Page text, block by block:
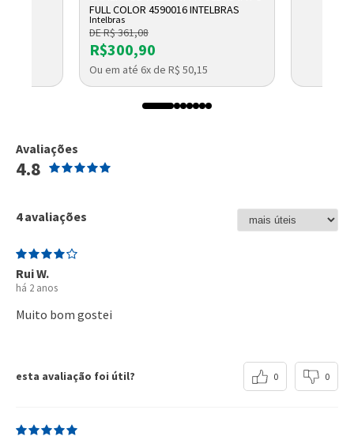
FULL COLOR 4590016 INTELBRAS
Intelbras
DE R$ 361,08
R$300,90
Ou em até 6x de R$ 50,15
Avaliações
4.8
4 avaliações
Rui W.
há 2 anos
Muito bom gostei
esta avaliação foi útil? 0 0